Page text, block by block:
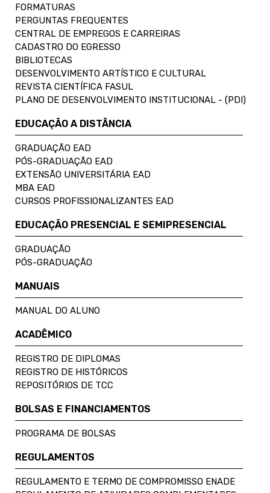
FORMATURAS
PERGUNTAS FREQUENTES
CENTRAL DE EMPREGOS E CARREIRAS
CADASTRO DO EGRESSO
BIBLIOTECAS
DESENVOLVIMENTO ARTÍSTICO E CULTURAL
REVISTA CIENTÍFICA FASUL
PLANO DE DESENVOLVIMENTO INSTITUCIONAL - (PDI)
EDUCAÇÃO A DISTÂNCIA
GRADUAÇÃO EAD
PÓS-GRADUAÇÃO EAD
EXTENSÃO UNIVERSITÁRIA EAD
MBA EAD
CURSOS PROFISSIONALIZANTES EAD
EDUCAÇÃO PRESENCIAL E SEMIPRESENCIAL
GRADUAÇÃO
PÓS-GRADUAÇÃO
MANUAIS
MANUAL DO ALUNO
ACADÊMICO
REGISTRO DE DIPLOMAS
REGISTRO DE HISTÓRICOS
REPOSITÓRIOS DE TCC
BOLSAS E FINANCIAMENTOS
PROGRAMA DE BOLSAS
REGULAMENTOS
REGULAMENTO E TERMO DE COMPROMISSO ENADE